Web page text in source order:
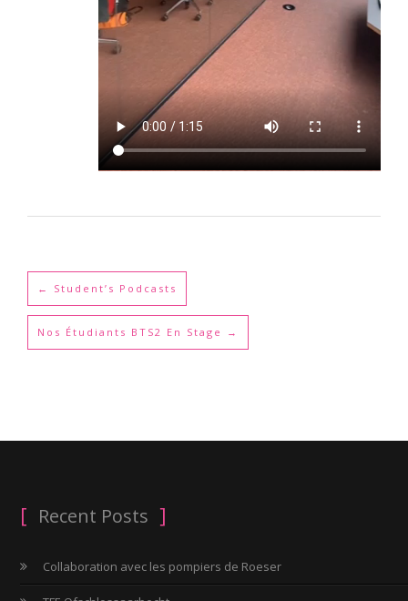
← Student’s Podcasts
Nos Étudiants BTS2 En Stage →
Recent Posts
Collaboration avec les pompiers de Roeser